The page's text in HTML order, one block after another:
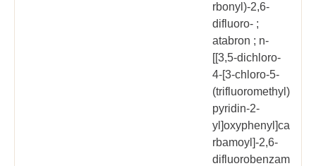
rbonyl)-2,6-
difluoro- ;
atabron ; n-
[[3,5-dichloro-
4-[3-chloro-5-
(trifluoromethyl)
pyridin-2-
yl]oxyphenyl]ca
rbamoyl]-2,6-
difluorobenzam